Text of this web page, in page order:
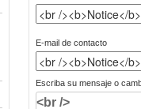
E-mail de contacto
Escriba su mensaje o